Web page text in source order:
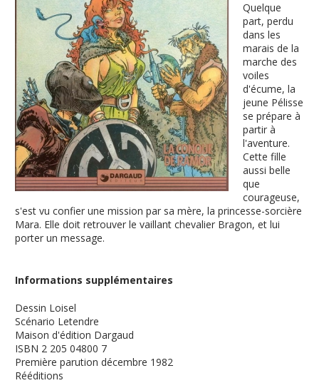
Quelque
part, perdu
dans les
marais de la
marche des
voiles
d'écume, la
jeune Pélisse
se prépare à
partir à
l'aventure.
Cette fille
aussi belle
que
courageuse,
s'est vu confier une mission par sa mère, la princesse-sorcière
Mara. Elle doit retrouver le vaillant chevalier Bragon, et lui
porter un message.
Informations supplémentaires
Dessin Loisel
Scénario Letendre
Maison d'édition Dargaud
ISBN 2 205 04800 7
Première parution décembre 1982
Rééditions